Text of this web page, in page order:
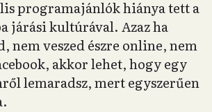
programajánlók hiánya tett a
járási kultúrával. Azaz ha
nem veszed észre online, nem
akkor lehet, hogy egy
lemaradsz, mert egyszerűen